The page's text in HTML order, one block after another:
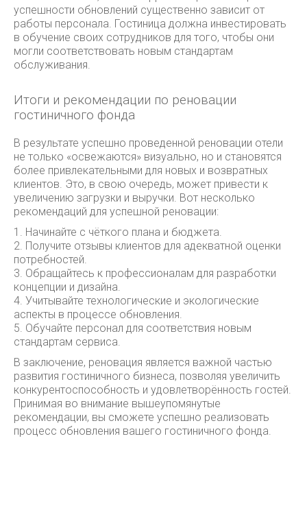
успешности обновлений существенно зависит от
работы персонала. Гостиница должна инвестировать
в обучение своих сотрудников для того, чтобы они
могли соответствовать новым стандартам
обслуживания.
Итоги и рекомендации по реновации
гостиничного фонда
В результате успешно проведенной реновации отели
не только «освежаются» визуально, но и становятся
более привлекательными для новых и возвратных
клиентов. Это, в свою очередь, может привести к
увеличению загрузки и выручки. Вот несколько
рекомендаций для успешной реновации:
1. Начинайте с чёткого плана и бюджета.
2. Получите отзывы клиентов для адекватной оценки
потребностей.
3. Обращайтесь к профессионалам для разработки
концепции и дизайна.
4. Учитывайте технологические и экологические
аспекты в процессе обновления.
5. Обучайте персонал для соответствия новым
стандартам сервиса.
В заключение, реновация является важной частью
развития гостиничного бизнеса, позволяя увеличить
конкурентоспособность и удовлетворённость гостей.
Принимая во внимание вышеупомянутые
рекомендации, вы сможете успешно реализовать
процесс обновления вашего гостиничного фонда.